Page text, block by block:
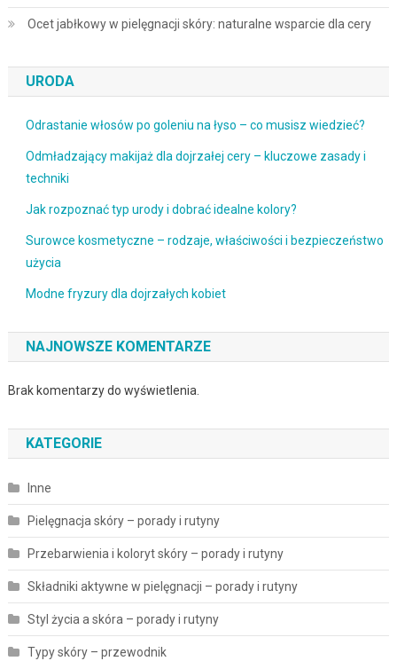
Ocet jabłkowy w pielęgnacji skóry: naturalne wsparcie dla cery
URODA
Odrastanie włosów po goleniu na łyso – co musisz wiedzieć?
Odmładzający makijaż dla dojrzałej cery – kluczowe zasady i
techniki
Jak rozpoznać typ urody i dobrać idealne kolory?
Surowce kosmetyczne – rodzaje, właściwości i bezpieczeństwo
użycia
Modne fryzury dla dojrzałych kobiet
NAJNOWSZE KOMENTARZE
Brak komentarzy do wyświetlenia.
KATEGORIE
Inne
Pielęgnacja skóry – porady i rutyny
Przebarwienia i koloryt skóry – porady i rutyny
Składniki aktywne w pielęgnacji – porady i rutyny
Styl życia a skóra – porady i rutyny
Typy skóry – przewodnik